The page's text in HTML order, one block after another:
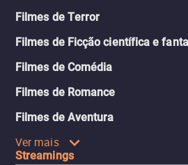
Filmes de Terror
Filmes de Ficção científica e
Filmes de Comédia
Filmes de Romance
Filmes de Aventura
Ver mais
Streamings